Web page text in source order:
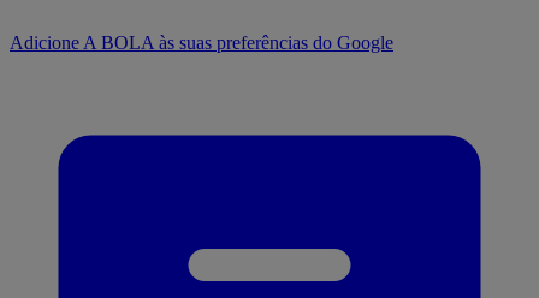
Adicione A BOLA às suas preferências do Google